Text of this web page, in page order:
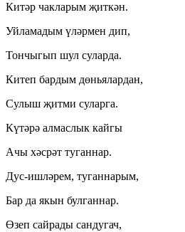
Китәр чакларым җиткән.
Уйламадым үләрмен дип,
Тончыгып шул суларда.
Китеп бардым дөньялардан,
Сулыш җитми суларга.
Күтәрә алмаслык кайгы
Ачы хәсрәт туганнар.
Дус-ишләрем, туганнарым,
Бар да якын булганнар.
Өзеп сайрады сандугач,